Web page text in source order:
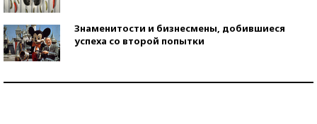
Знаменитости и бизнесмены, добившиеся
успеха со второй попытки